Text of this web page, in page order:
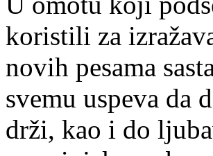
koristili za
novih pesama
svemu uspeva da
drži, kao i do